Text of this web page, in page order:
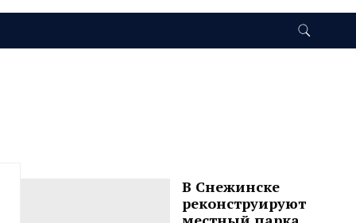
В Снежинске
реконструируют